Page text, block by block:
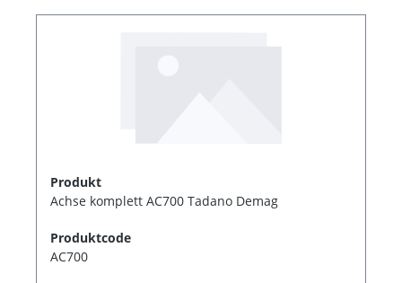
Produkt
Achse komplett AC700 Tadano Demag
Produktcode
AC700